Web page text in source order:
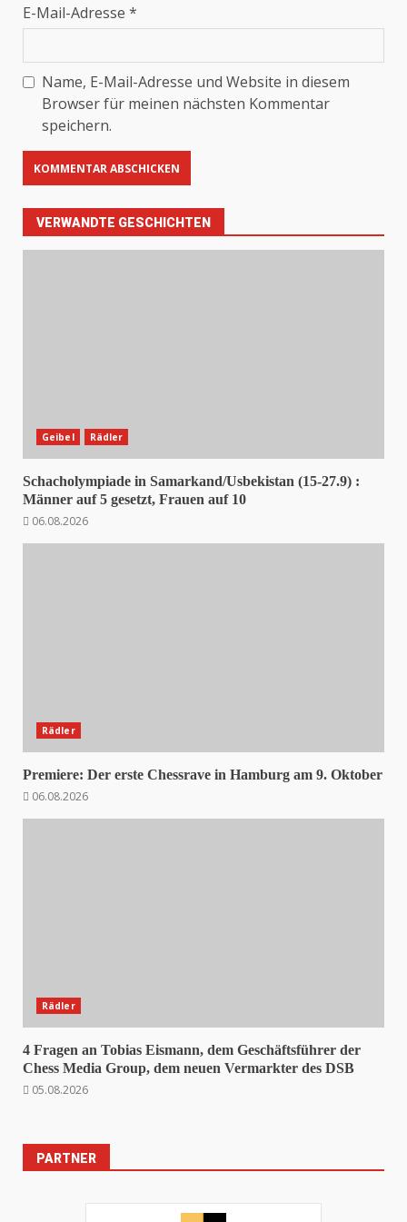
E-Mail-Adresse *
Name, E-Mail-Adresse und Website in diesem
Browser für meinen nächsten Kommentar
speichern.
VERWANDTE GESCHICHTEN
Geibel Rädler
Schacholympiade in Samarkand/Usbekistan (15-27.9) :
Männer auf 5 gesetzt, Frauen auf 10
06.08.2026
Rädler
Premiere: Der erste Chessrave in Hamburg am 9. Oktober
06.08.2026
Rädler
4 Fragen an Tobias Eismann, dem Geschäftsführer der
Chess Media Group, dem neuen Vermarkter des DSB
05.08.2026
PARTNER